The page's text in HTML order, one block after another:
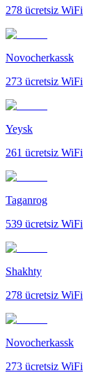
278 ücretsiz WiFi
Novocherkassk
273 ücretsiz WiFi
Yeysk
261 ücretsiz WiFi
Taganrog
539 ücretsiz WiFi
Shakhty
278 ücretsiz WiFi
Novocherkassk
273 ücretsiz WiFi